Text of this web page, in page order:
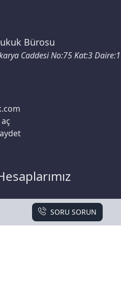
Bürosu
Caddesi No:75 Kat:3
SORU SORUN